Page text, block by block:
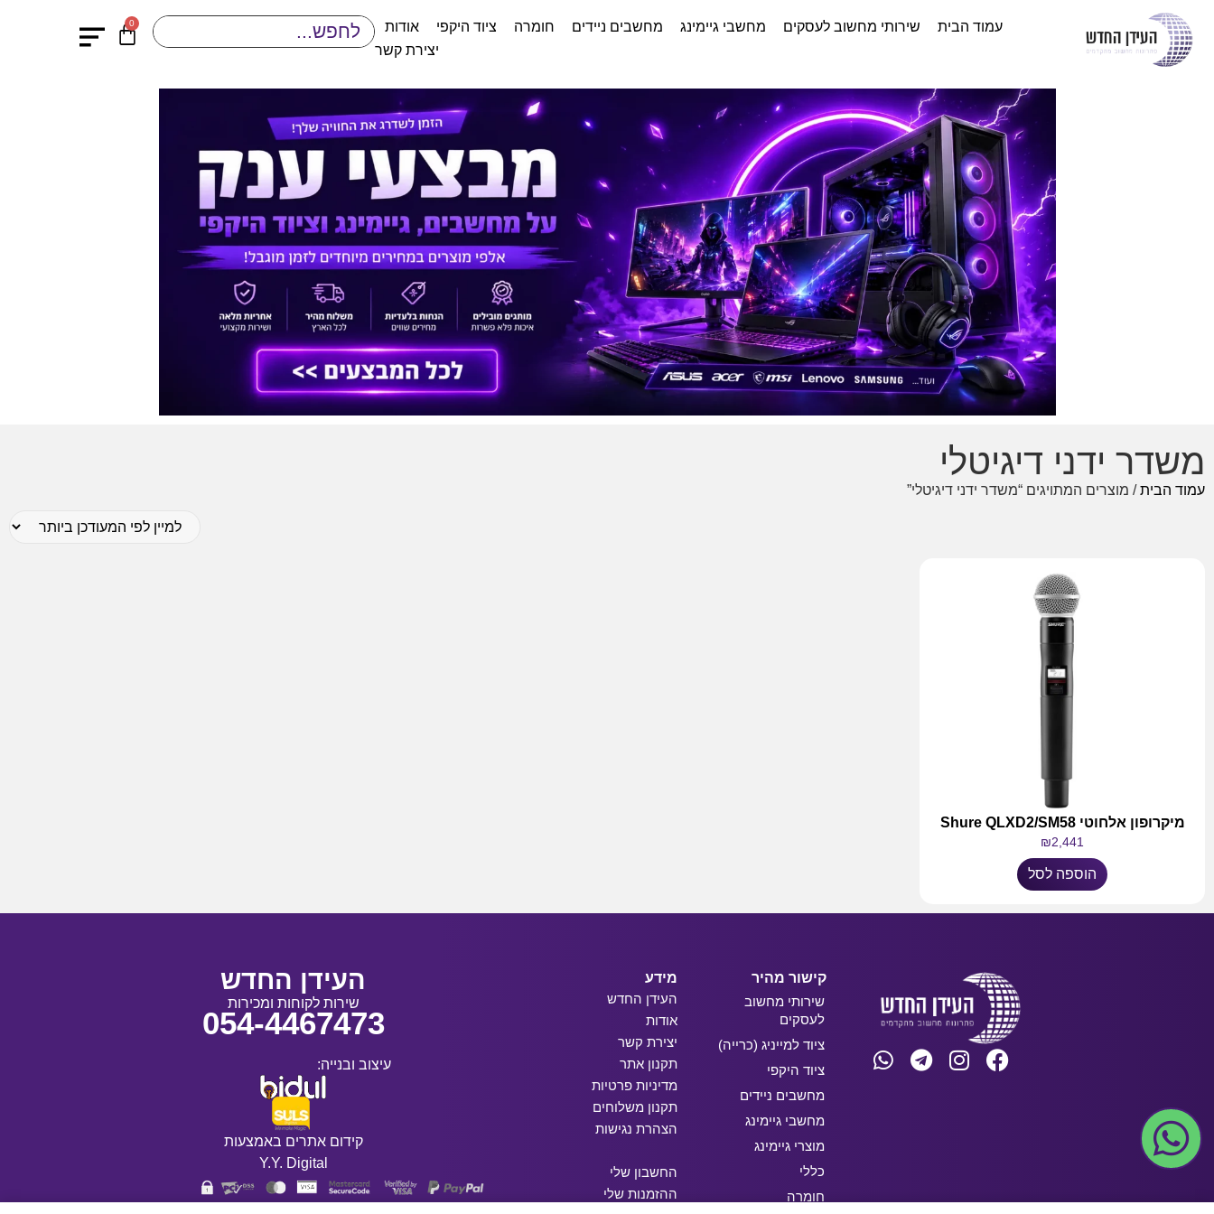
עמוד הבית שירותי מחשוב לעסקים מחשבי גיימינג מחשבים ניידים חומרה ציוד היקפי
אודות
יצירת קשר
0
משדר ידני דיגיטלי
עמוד הבית/ מוצרים המתויגים “משדר ידני דיגיטלי”
מיקרופון אלחוטי Shure QLXD2/SM58
₪2,441
הוספה לסל
קישור מהיר
שירותי מחשוב
לעסקים
ציוד למייניג (כרייה)
ציוד היקפי
מחשבים ניידים
מחשבי גיימינג
מוצרי גיימינג
כללי
חומרה
מידע
העידן החדש
אודות
יצירת קשר
תקנון אתר
מדיניות פרטיות
תקנון משלוחים
הצהרת נגישות
החשבון שלי
ההזמנות שלי
העידן החדש
שירות לקוחות ומכירות
054-4467473
עיצוב ובנייה:
קידום אתרים באמצעות
Y.Y. Digital